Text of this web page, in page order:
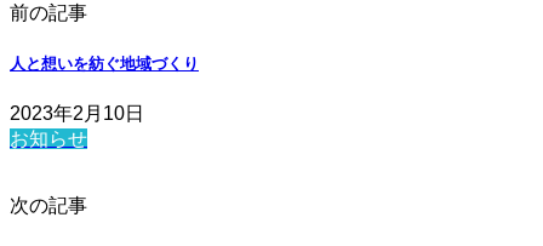
前の記事
人と想いを紡ぐ地域づくり
2023年2月10日
お知らせ
次の記事